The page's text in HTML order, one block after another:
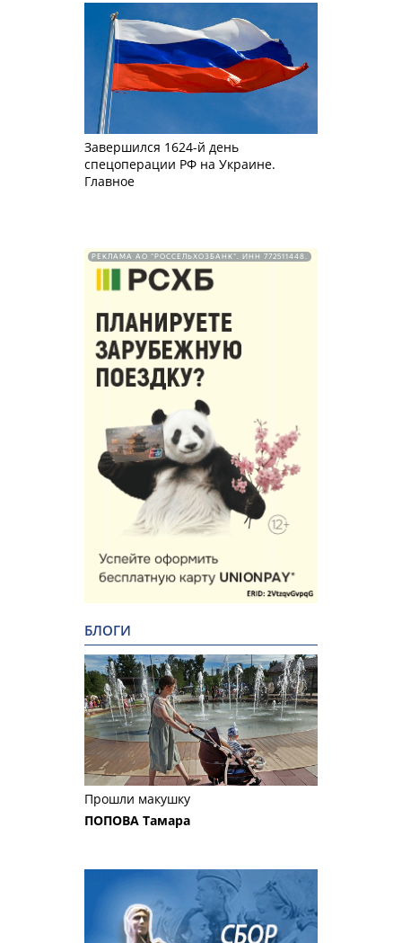
Завершился 1624-й день
спецоперации РФ на Украине.
Главное
РЕКЛАМА АО "РОССЕЛЬХОЗБАНК". ИНН 772511448.
БЛОГИ
Прошли макушку
ПОПОВА Тамара